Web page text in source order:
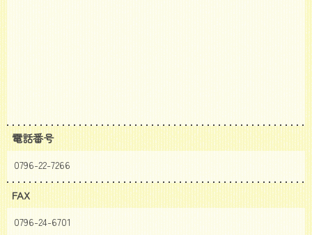
電話番号
0796-22-7266
FAX
0796-24-6701